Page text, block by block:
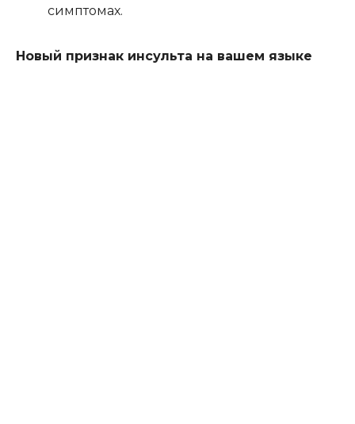
симптомах.
Новый признак инсульта на вашем языке